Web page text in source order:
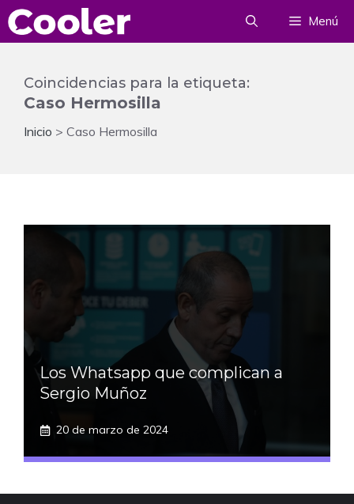
Saltar
al
Menú
Coincidencias para la etiqueta:
Caso Hermosilla
Inicio > Caso Hermosilla
Los Whatsapp que complican a
Sergio Muñoz
20 de marzo de 2024